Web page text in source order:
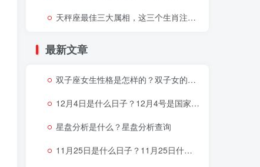
天秤座最佳三大属相，这三个生肖注定让天秤座好运连连
最新文章
双子座女生性格是怎样的？双子女的性格与脾气
12月4日是什么日子？12月4号是国家宪法日吗？
星盘分析是什么？星盘分析查询
11月25日是什么日子？11月25日什么星座